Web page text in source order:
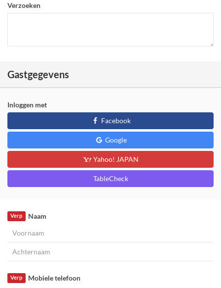
Verzoeken
Gastgegevens
Inloggen met
Facebook
Google
Yahoo! JAPAN
TableCheck
Naam
Verp
Mobiele telefoon
Verp